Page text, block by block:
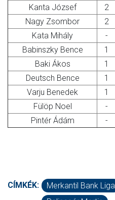
Kanta József
2
Nagy Zsombor
2
Kata Mihály
-
Babinszky Bence
1
Baki Ákos
1
Deutsch Bence
1
Varju Benedek
1
Fülöp Noel
-
Pintér Ádám
-
CÍMKÉK: Merkantil Bank Liga